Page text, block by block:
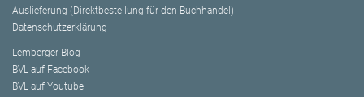
Auslieferung (Direktbestellung für den Buchhandel)
Datenschutzerklärung
Lemberger Blog
BVL auf Facebook
BVL auf Youtube